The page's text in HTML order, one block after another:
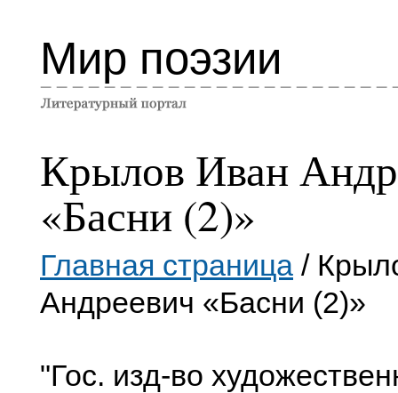
Мир поэзии
Крылов Иван
«Басни (2)»
Главная страница /
Андреевич «Басни (2)»
"Гос. изд-во